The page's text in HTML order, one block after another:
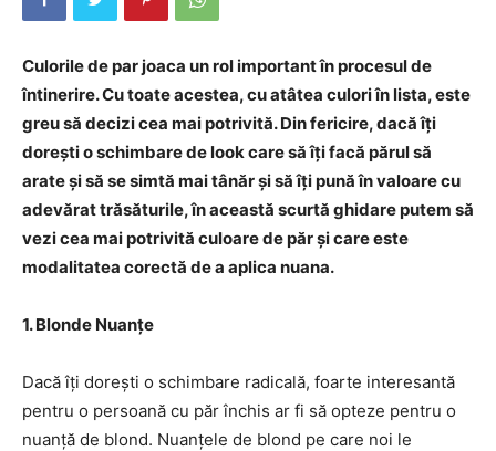
Culorile de par joaca un rol important în procesul de
întinerire. Cu toate acestea, cu atâtea culori în lista, este
greu să decizi cea mai potrivită. Din fericire, dacă îți
dorești o schimbare de look care să îți facă părul să
arate și să se simtă mai tânăr și să îți pună în valoare cu
adevărat trăsăturile, în această scurtă ghidare putem să
vezi cea mai potrivită culoare de păr și care este
modalitatea corectă de a aplica nuana.
1. Blonde Nuanțe
Dacă îți dorești o schimbare radicală, foarte interesantă
pentru o persoană cu păr închis ar fi să opteze pentru o
nuanță de blond. Nuanțele de blond pe care noi le